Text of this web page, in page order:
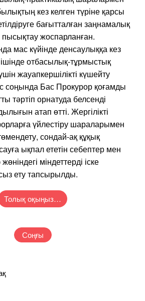
кез келген түріне қарсы
бағытталған заңнамалық
пысықтау жоспарланған.
мас күйінде денсаулыққа кез
отбасылық-тұрмыстық
жауапкершілікті күшейту
Бас Прокурор қоғамды
тәртіп орнатуда белсенді
атап өтті. Жергілікті
үйлестіру шараларымен
сондай-ақ құқық
ықпал ететін себептер мен
міндеттерді іске
ету тапсырылды.
Толық оқыңыз…
Соңғы